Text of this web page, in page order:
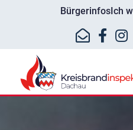
BürgerinfosIch